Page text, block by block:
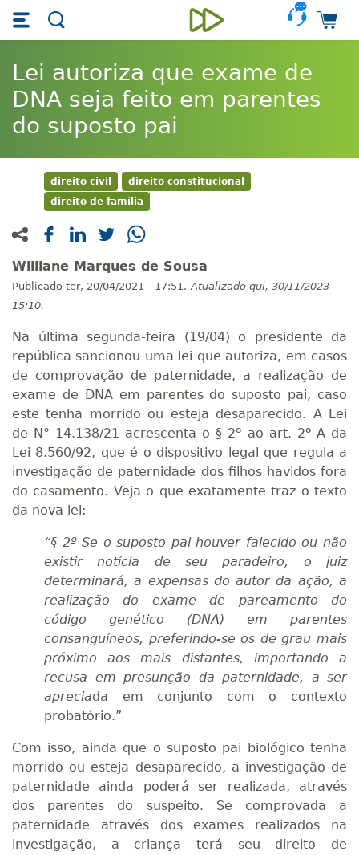
Skip main navigation
Skip to main content
Unieducar
Lei autoriza que exame de
DNA seja feito em parentes
do suposto pai
direito civil
direito constitucional
direito de família
Williane Marques de Sousa
Publicado ter, 20/04/2021 - 17:51. Atualizado qui, 30/11/2023 -
15:10.
Na última segunda-feira (19/04) o presidente da
república sancionou uma lei que autoriza, em casos
de comprovação de paternidade, a realização de
exame de DNA em parentes do suposto pai, caso
este tenha morrido ou esteja desaparecido. A Lei
de N° 14.138/21 acrescenta o § 2º ao art. 2º-A da
Lei 8.560/92, que é o dispositivo legal que regula a
investigação de paternidade dos filhos havidos fora
do casamento. Veja o que exatamente traz o texto
da nova lei:
“§ 2º Se o suposto pai houver falecido ou não
existir notícia de seu paradeiro, o juiz
determinará, a expensas do autor da ação, a
realização do exame de pareamento do
código genético (DNA) em parentes
consanguíneos, preferindo-se os de grau mais
próximo aos mais distantes, importando a
recusa em presunção da paternidade, a ser
apreciada em conjunto com o contexto
probatório.”
Com isso, ainda que o suposto pai biológico tenha
morrido ou esteja desaparecido, a investigação de
paternidade ainda poderá ser realizada, através
dos parentes do suspeito. Se comprovada a
paternidade através dos exames realizados na
investigação, a criança terá seu direito de